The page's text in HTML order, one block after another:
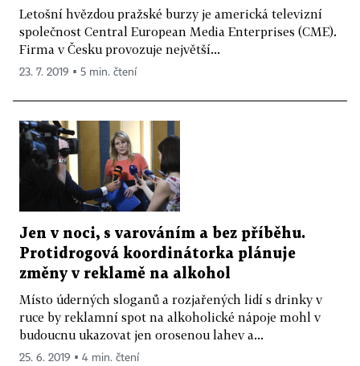
Letošní hvězdou pražské burzy je americká televizní
společnost Central European Media Enterprises (CME).
Firma v Česku provozuje největší...
23. 7. 2019 ▪ 5 min. čtení
Jen v noci, s varováním a bez příběhu.
Protidrogová koordinátorka plánuje
změny v reklamě na alkohol
Místo úderných sloganů a rozjařených lidí s drinky v
ruce by reklamní spot na alkoholické nápoje mohl v
budoucnu ukazovat jen orosenou lahev a...
25. 6. 2019 ▪ 4 min. čtení